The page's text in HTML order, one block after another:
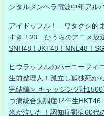
ンタルメンヘラ電波中年アル
アイドッフル！ ワタクシ的
すき！23 ひうらのアニメ放
SNH48！JKT48！MNL48！
ヒウラッフルのハーニーフィ
生前整理人！孤立し孤独死か
完結編＞ キャッシング計
つ病統合失調症14年生HKT46
米が泣いた！認知症鬱病60代